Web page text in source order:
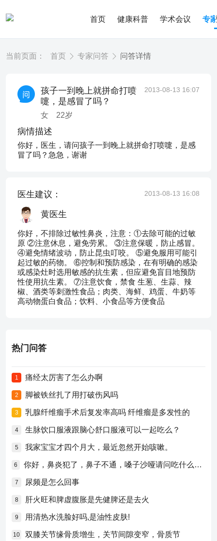
首页 健康科普 学术会议 专
当前页面： 首页 专家问答 问答详情
孩子一到晚上就拼命打喷
嚏，是感冒了吗？
女 22岁
2013-08-13 16:07
病情描述
你好，医生，请问孩子一到晚上就拼命打喷嚏，是感
冒了吗？急急，谢谢
医生建议： 2013-08-13 16:08
黄医生
你好，不排除过敏性鼻炎，注意：①去除可能的过敏
原 ②注意休息，避免劳累。 ③注意保暖，防止感冒。
④避免情绪波动，防止昆虫叮咬。 ⑤避免服用可能引
起过敏的药物。 ⑥控制和预防感染，在有明确的感染
或感染灶时选用敏感的抗生素，但应避免盲目地预防
性使用抗生素。 ⑦注意饮食，禁食 生葱、生蒜、辣
椒、酒类等刺激性食品；肉类、海鲜、鸡蛋、牛奶等
高动物蛋白食品；饮料、小食品等方便食品
热门问答
1 痛经太厉害了怎么办啊
2 脚被铁丝扎了用打破伤风吗
3 乳腺纤维瘤手术后复发率高吗 纤维瘤是多发性的
4 生脉饮口服液跟脑心舒口服液可以一起吃么？
5 我家宝宝才四个月大，最近忽然开始咳嗽。
6 你好，鼻炎犯了，鼻子不通，嗓子沙哑请问吃什么药比较好？
7 尿频是怎么回事
8 肝火旺和脾虚腹胀是先健脾还是去火
9 用清热水洗脸好吗,是油性皮肤!
10 双膝关节缘骨质增生，关节间隙变窄，骨质节